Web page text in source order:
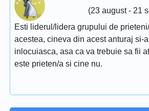
(23 august - 21
Esti liderul/lidera grupului de
acestea, cineva din acest anturaj si-
inlocuiasca, asa ca va trebuie sa fii
este prieten/a si cine nu.